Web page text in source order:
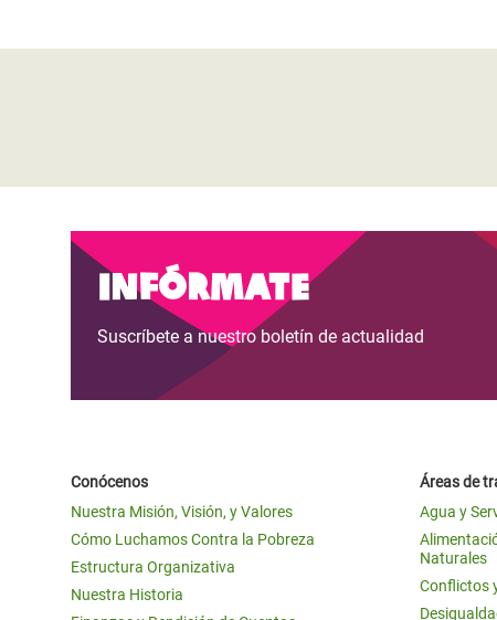
Infórmate
Suscríbete a nuestro boletín de actualidad
Conócenos
Nuestra Misión, Visión, y Valores
Cómo Luchamos Contra la Pobreza
Estructura Organizativa
Nuestra Historia
Áreas de
Agua y
Naturales
Conflictos